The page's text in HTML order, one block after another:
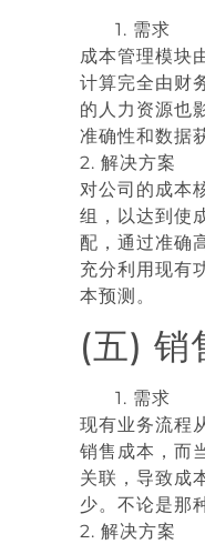
1. 需求
成本管理模块
计算完全由财
的人力资源也
准确性和数据
2. 解决方案
对公司的成本
组，以达到使
配，通过准确
充分利用现有
本预测。
(五) 销
1. 需求
现有业务流程
销售成本，而
关联，导致成
少。不论是那
2. 解决方案